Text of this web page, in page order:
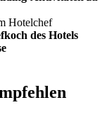
Hotelchef
des Hotels